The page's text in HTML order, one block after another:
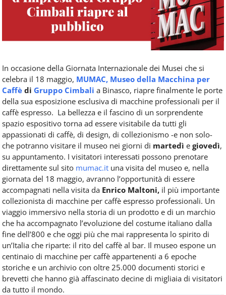
Horeca.
In occasione della Giornata Internazionale dei Musei che si
celebra il 18 maggio, MUMAC, Museo della Macchina per
Caffè di Gruppo Cimbali a Binasco, riapre finalmente le porte
della sua esposizione esclusiva di macchine professionali per il
caffè espresso. La bellezza e il fascino di un sorprendente
spazio espositivo torna ad essere visitabile da tutti gli
appassionati di caffè, di design, di collezionismo -e non solo-
che potranno visitare il museo nei giorni di martedì e giovedì,
su appuntamento. I visitatori interessati possono prenotare
direttamente sul sito mumac.it una visita del museo e, nella
giornata del 18 maggio, avranno l’opportunità di essere
accompagnati nella visita da Enrico Maltoni, il più importante
collezionista di macchine per caffè espresso professionali. Un
viaggio immersivo nella storia di un prodotto e di un marchio
che ha accompagnato l’evoluzione del costume italiano dalla
fine dell’800 e che oggi più che mai rappresenta lo spirito di
un’Italia che riparte: il rito del caffè al bar. Il museo espone un
centinaio di macchine per caffè appartenenti a 6 epoche
storiche e un archivio con oltre 25.000 documenti storici e
brevetti che hanno già affascinato decine di migliaia di visitatori
da tutto il mondo.